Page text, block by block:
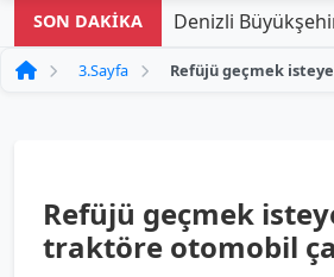
SON DAKİKA Denizli
3.Sayfa
Refüjü geçmek
traktöre otomobil